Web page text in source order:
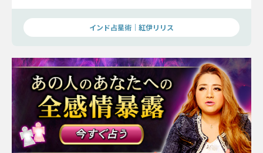
インド占星術｜紅伊リリス